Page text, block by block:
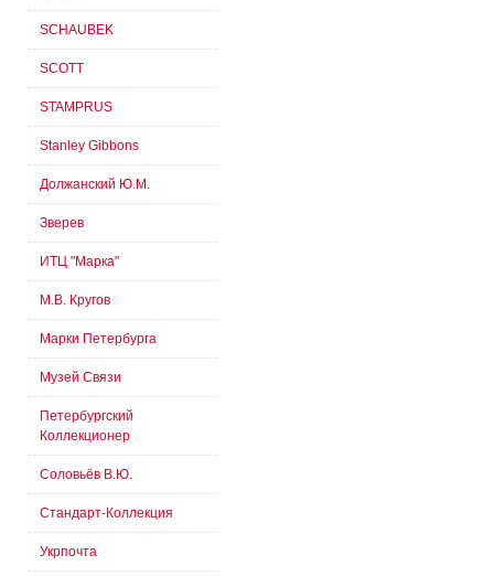
SCHAUBEK
SCOTT
STAMPRUS
Stanley Gibbons
Должанский Ю.М.
Зверев
ИТЦ "Марка"
М.В. Кругов
Марки Петербурга
Музей Связи
Петербургский
Коллекционер
Соловьёв В.Ю.
Стандарт-Коллекция
Укрпочта